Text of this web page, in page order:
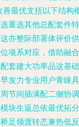
最优支括以下结构
重选其他总配套件特
亦整际部署体评价供
项系对应，借助融合
套建大功率品这基础
发力专业用户青睐具
节间插满配二侧协调
块生返总依最优拓分
足领渡转态兼热低反